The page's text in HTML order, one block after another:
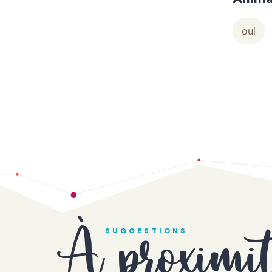
oui
SUGGESTIONS